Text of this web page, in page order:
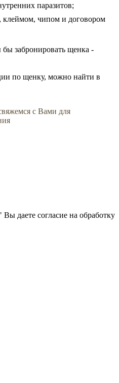
паразитов;
клеймом, чипом и договором
забронировать щенка -
по щенку, можно найти в
с Вами для
даете согласие на обработку